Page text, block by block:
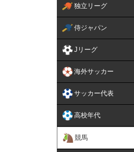
独立リーグ
侍ジャパン
Jリーグ
海外サッカー
サッカー代表
高校年代
競馬